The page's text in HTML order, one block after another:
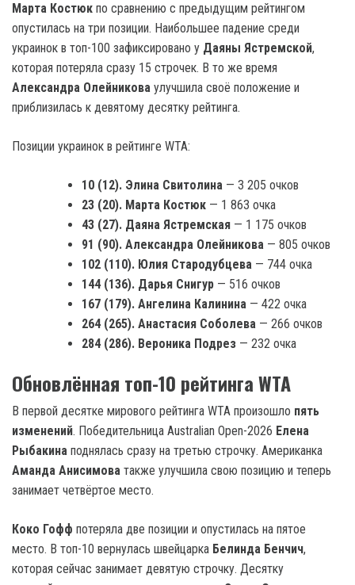
Марта Костюк по сравнению с предыдущим рейтингом
опустилась на три позиции. Наибольшее падение среди
украинок в топ-100 зафиксировано у Даяны Ястремской,
которая потеряла сразу 15 строчек. В то же время
Александра Олейникова улучшила своё положение и
приблизилась к девятому десятку рейтинга.
Позиции украинок в рейтинге WTA:
10 (12). Элина Свитолина — 3 205 очков
23 (20). Марта Костюк — 1 863 очка
43 (27). Даяна Ястремская — 1 175 очков
91 (90). Александра Олейникова — 805 очков
102 (110). Юлия Стародубцева — 744 очка
144 (136). Дарья Снигур — 516 очков
167 (179). Ангелина Калинина — 422 очка
264 (265). Анастасия Соболева — 266 очков
284 (286). Вероника Подрез — 232 очка
Обновлённая топ-10 рейтинга WTA
В первой десятке мирового рейтинга WTA произошло пять
изменений. Победительница Australian Open-2026 Елена
Рыбакина поднялась сразу на третью строчку. Американка
Аманда Анисимова также улучшила свою позицию и теперь
занимает четвёртое место.
Коко Гофф потеряла две позиции и опустилась на пятое
место. В топ-10 вернулась швейцарка Белинда Бенчич,
которая сейчас занимает девятую строчку. Десятку